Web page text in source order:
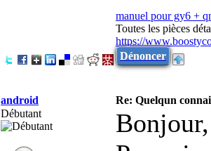
manuel pour gy6 +
Toutes les pièces
https://
Dénoncer
android
Re: Quelqun
Débutant
Bonjour,